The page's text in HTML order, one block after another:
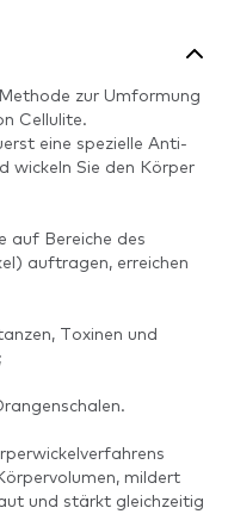
zur Umformung
Cellulite.
eine spezielle Anti-
wickeln Sie den Körper
auf Bereiche des
auftragen, erreichen
Toxinen und
mildert
und stärkt gleichzeitig